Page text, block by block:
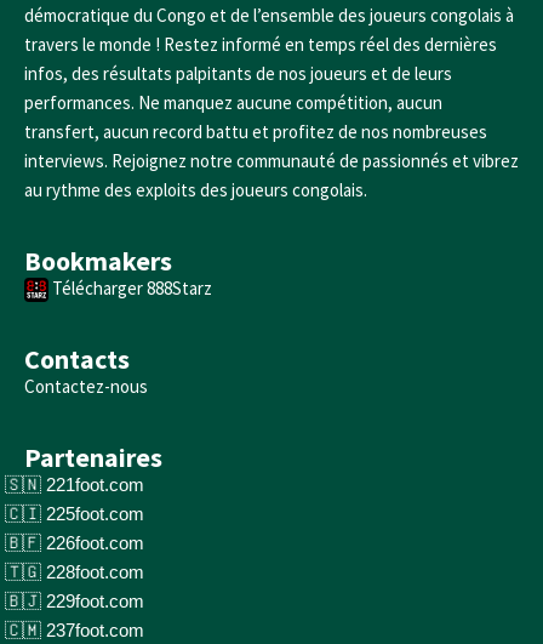
démocratique du Congo et de l’ensemble des joueurs congolais à
travers le monde ! Restez informé en temps réel des dernières
infos, des résultats palpitants de nos joueurs et de leurs
performances. Ne manquez aucune compétition, aucun
transfert, aucun record battu et profitez de nos nombreuses
interviews. Rejoignez notre communauté de passionnés et vibrez
au rythme des exploits des joueurs congolais.
Bookmakers
Télécharger 888Starz
Contacts
Contactez-nous
Partenaires
221foot.com
225foot.com
226foot.com
228foot.com
229foot.com
237foot.com